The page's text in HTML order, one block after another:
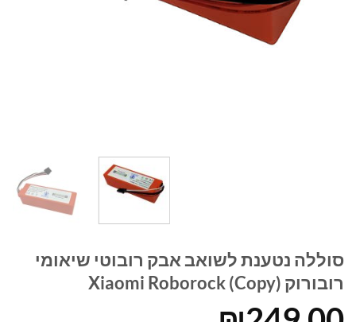
סוללה נטענת לשואב אבק רובוטי שיאומי
רובורוק Xiaomi Roborock (Copy)